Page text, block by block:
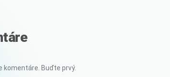
komentáre. Buďte prvý.